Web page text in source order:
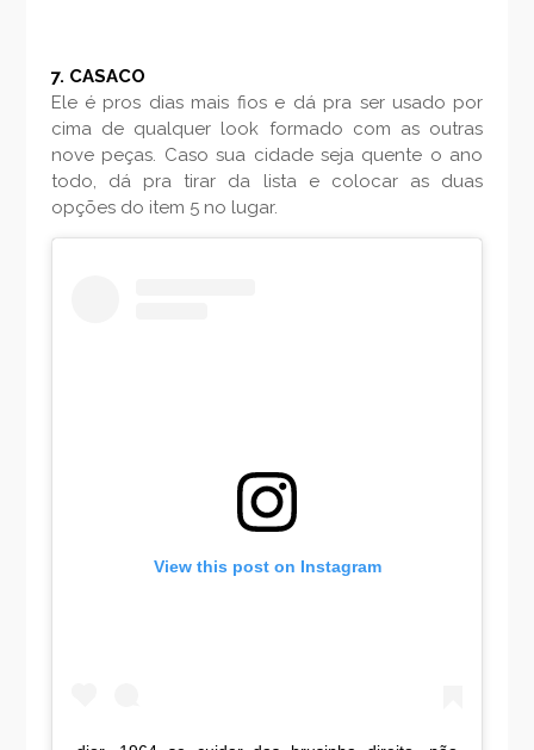
7. CASACO
Ele é pros dias mais fios e dá pra ser usado por
cima de qualquer look formado com as outras
nove peças. Caso sua cidade seja quente o ano
todo, dá pra tirar da lista e colocar as duas
opções do item 5 no lugar.
View this post on Instagram